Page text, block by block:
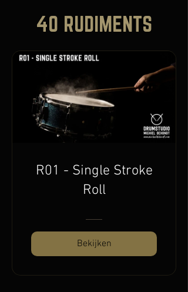
40 RUDIMENTS
R01 - Single Stroke
Roll
Bekijken